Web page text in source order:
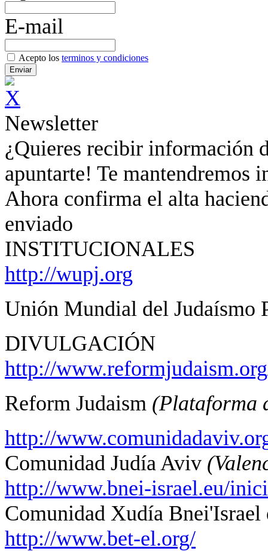
E-mail
Acepto los terminos y condiciones
Newsletter
¿Quieres recibir información
apuntarte! Te mantendremos
Ahora confirma el alta
enviado
INSTITUCIONALES
http://wupj.org
Unión Mundial del Judaísmo
DIVULGACIÓN
http://
Reform Judaism (Plataforma
http://
Comunidad Judía Aviv
http://www.bnei-israel.eu/
Comunidad Xudía Bnei'Israel
http://www.bet-el.org/